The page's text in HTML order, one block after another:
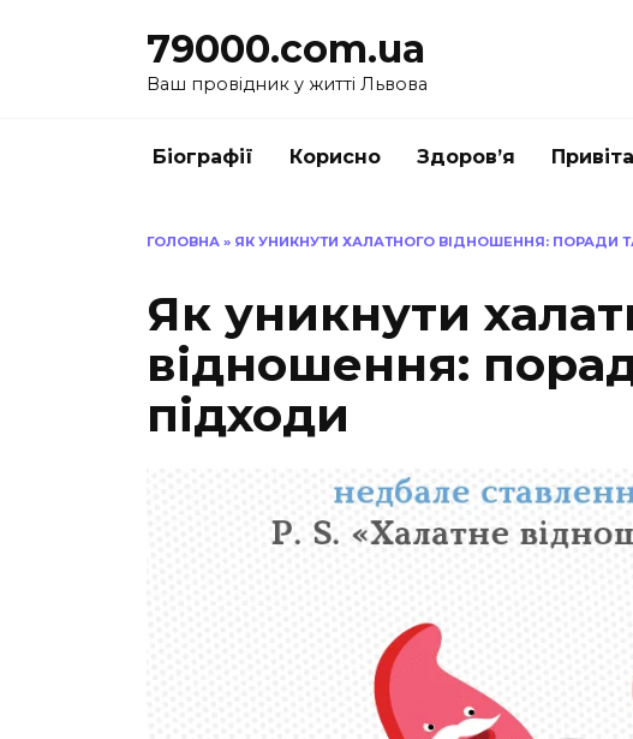
79000.com.ua
Ваш провідник у житті Львова
Біографії Корисно Здоров’я
ГОЛОВНА » ЯК УНИКНУТИ ХАЛАТНОГО ВІДНОШЕННЯ: ПОРАДИ
Як уникнути
відношення:
підходи